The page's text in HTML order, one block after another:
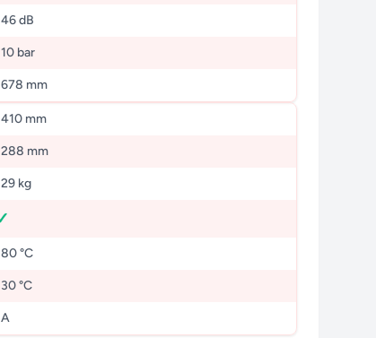
46 dB
10 bar
678 mm
410 mm
288 mm
29 kg
80 °C
30 °C
A